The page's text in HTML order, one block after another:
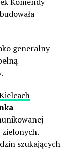
generalny
szukających